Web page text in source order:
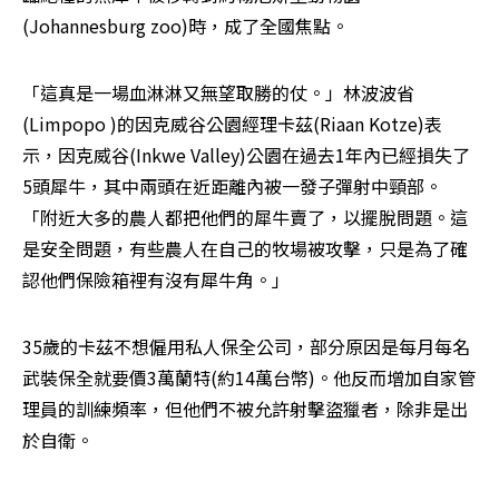
(Johannesburg zoo)時，成了全國焦點。
「這真是一場血淋淋又無望取勝的仗。」林波波省
(Limpopo )的因克威谷公園經理卡茲(Riaan Kotze)表
示，因克威谷(Inkwe Valley)公園在過去1年內已經損失了
5頭犀牛，其中兩頭在近距離內被一發子彈射中頸部。
「附近大多的農人都把他們的犀牛賣了，以擺脫問題。這
是安全問題，有些農人在自己的牧場被攻擊，只是為了確
認他們保險箱裡有沒有犀牛角。」
35歲的卡茲不想僱用私人保全公司，部分原因是每月每名
武裝保全就要價3萬蘭特(約14萬台幣)。他反而增加自家管
理員的訓練頻率，但他們不被允許射擊盜獵者，除非是出
於自衛。